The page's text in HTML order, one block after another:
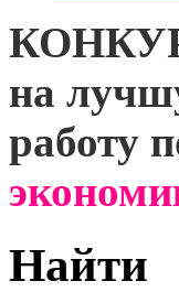
на
работу
Найти